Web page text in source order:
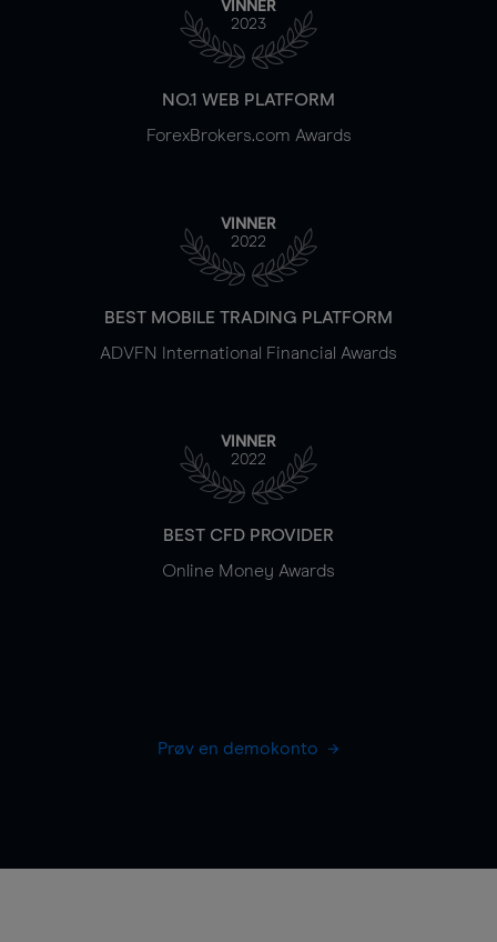
VINNER
2023
NO.1 WEB PLATFORM
ForexBrokers.com Awards
VINNER
2022
BEST MOBILE TRADING PLATFORM
ADVFN International Financial Awards
VINNER
2022
BEST CFD PROVIDER
Online Money Awards
Prøv en demokonto